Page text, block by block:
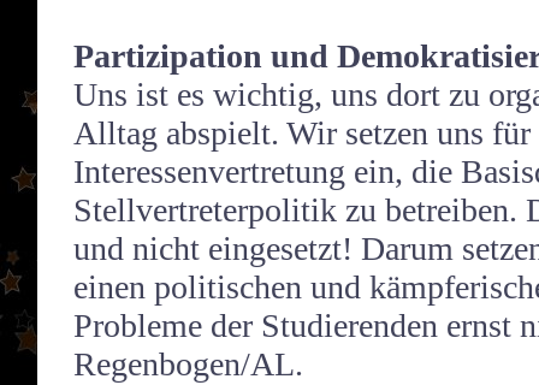
Partizipation und
Uns ist es wichtig, uns dort zu
Alltag abspielt. Wir setzen uns für
Interessenvertretung ein, die
Stellvertreterpolitik zu betreiben.
und nicht eingesetzt! Darum
einen politischen und
Probleme der Studierenden ernst
Regenbogen/AL.